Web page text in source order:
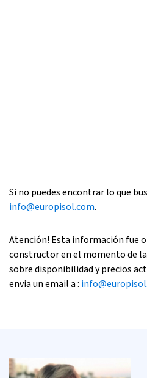
Si no puedes encontrar lo que
info@europisol.com.
Atención! Esta información fue
constructor en el momento de
sobre disponibilidad y precios
envia un email a :